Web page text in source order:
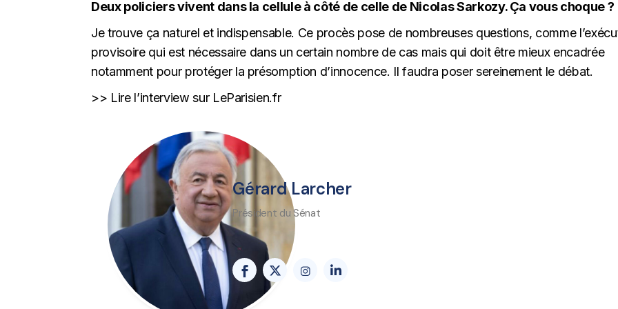
Deux policiers vivent dans la cellule à côté de celle de Nicolas Sarkozy. Ça vous choque ?
Je trouve ça naturel et indispensable. Ce procès pose de nombreuses questions, comme
provisoire qui est nécessaire dans un certain nombre de cas mais qui doit être mieux encadrée
notamment pour protéger la présomption d’innocence. Il faudra poser sereinement le débat.
>> Lire l’interview sur LeParisien.fr
Gérard Larcher
Président du Sénat